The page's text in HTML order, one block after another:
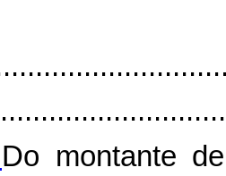
Do montante